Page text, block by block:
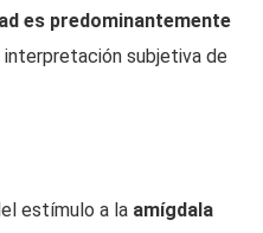
es predominantemente
interpretación subjetiva de
estímulo a la amígdala